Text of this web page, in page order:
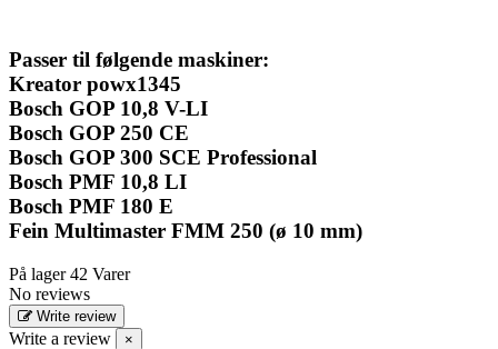
Passer til følgende maskiner:
Kreator powx1345
Bosch GOP 10,8 V-LI
Bosch GOP 250 CE
Bosch GOP 300 SCE Professional
Bosch PMF 10,8 LI
Bosch PMF 180 E
Fein Multimaster FMM 250 (ø 10 mm)
På lager 42 Varer
No reviews
Write review
Write a review ×